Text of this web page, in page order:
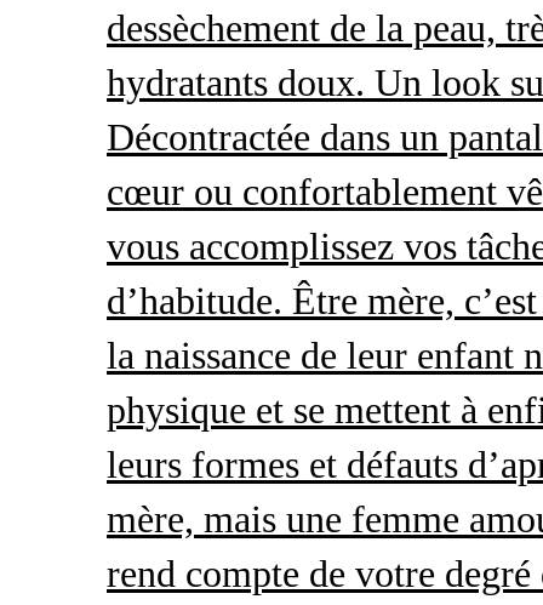
dessèchement de la peau,
hydratants doux. Un look
Décontractée dans un
cœur ou confortablement
vous accomplissez vos
d’habitude. Être mère,
la naissance de leur enfant
physique et se mettent à
leurs formes et défauts
mère, mais une femme
rend compte de votre